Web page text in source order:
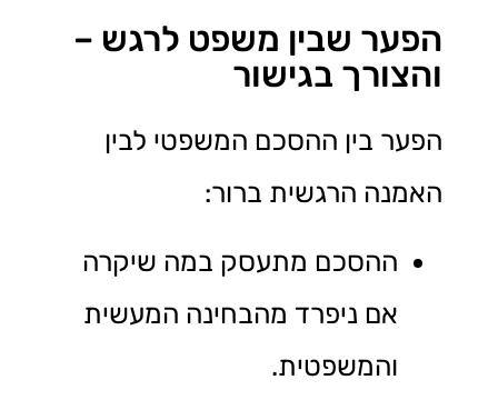
הפער שבין משפט לרגש –
והצורך בגישור
הפער בין ההסכם המשפטי לבין
האמנה הרגשית ברור:
ההסכם מתעסק במה שיקרה
אם ניפרד מהבחינה המעשית
והמשפטית.